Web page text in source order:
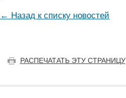
← Назад к списку новостей
РАСПЕЧАТАТЬ ЭТУ СТРАНИЦУ